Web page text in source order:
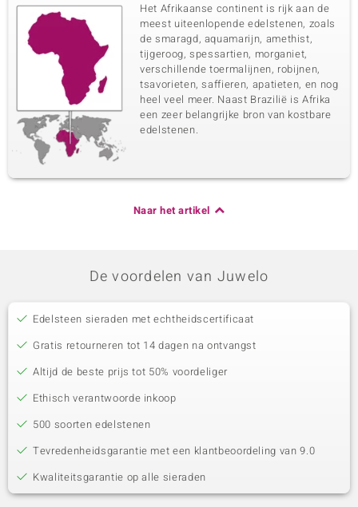
Het Afrikaanse continent is rijk aan de
meest uiteenlopende edelstenen, zoals
de smaragd, aquamarijn, amethist,
tijgeroog, spessartien, morganiet,
verschillende toermalijnen, robijnen,
tsavorieten, saffieren, apatieten, en nog
heel veel meer. Naast Brazilië is Afrika
een zeer belangrijke bron van kostbare
edelstenen.
Naar het artikel
De voordelen van Juwelo
Edelsteen sieraden met echtheidscertificaat
Gratis retourneren tot 14 dagen na ontvangst
Altijd de beste prijs tot 50% voordeliger
Ethisch verantwoorde inkoop
500 soorten edelstenen
Tevredenheidsgarantie met een klantbeoordeling van 9.0
Kwaliteitsgarantie op alle sieraden